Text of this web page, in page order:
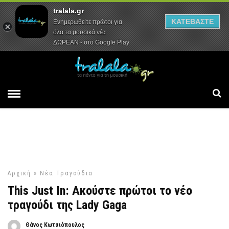
Αρχική Συνεντεύξεις Ρεπορτάζ
Αρχική » Νέα Τραγούδια
Τhis Just In: Ακούστε πρώτοι το νέο
τραγούδι της Lady Gaga
Θάνος Κωτσιόπουλος
tralala.gr
Ενημερωθείτε πρώτοι για
όλα τα μουσικά νέα
ΔΩΡΕΑΝ - στο Google Play
ΚΑΤΕΒΑΣΤΕ